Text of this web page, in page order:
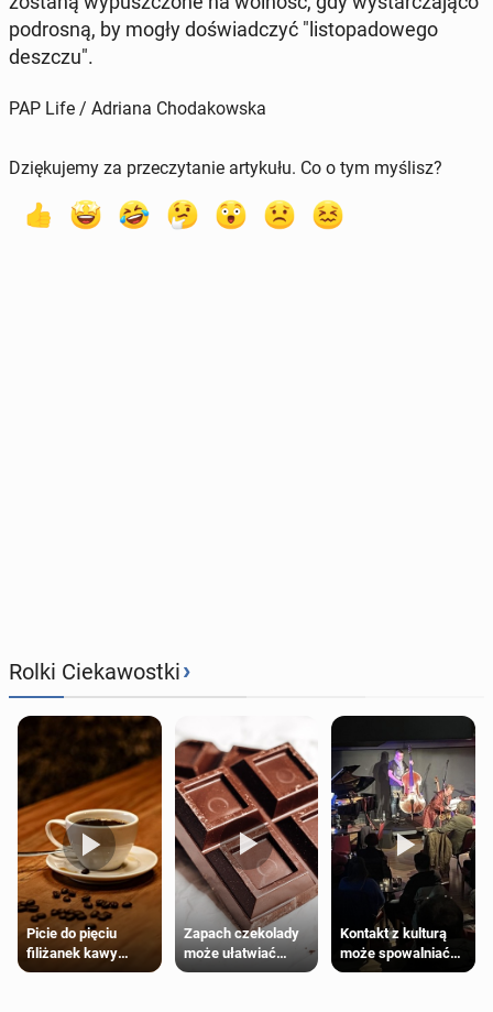
pod­ro­sną, by mogły do­świad­czyć "li­sto­pa­do­we­go
deszczu".
PAP Life / Adriana Chodakowska
Dziękujemy za przeczytanie artykułu. Co o tym myślisz?
Rolki Ciekawostki›
Picie do pięciu
filiżanek kawy
dziennie jest
Zapach czekolady
może ułatwiać
trening siłowy
Kontakt z kulturą
może spowalniać
starzenie